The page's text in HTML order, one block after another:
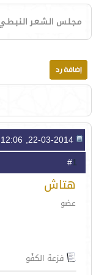
مـجـلـس الـشـعـر
1
هتاش
عضو
فزعة الكفْو